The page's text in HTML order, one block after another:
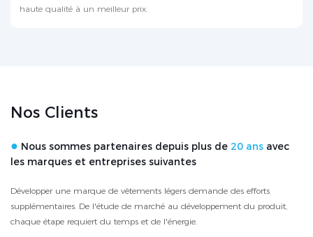
haute qualité à un meilleur prix.
Nos Clients
● Nous sommes partenaires depuis plus de 20 ans avec
les marques et entreprises suivantes
Développer une marque de vêtements légers demande des efforts
supplémentaires. De l'étude de marché au développement du produit,
chaque étape requiert du temps et de l'énergie.